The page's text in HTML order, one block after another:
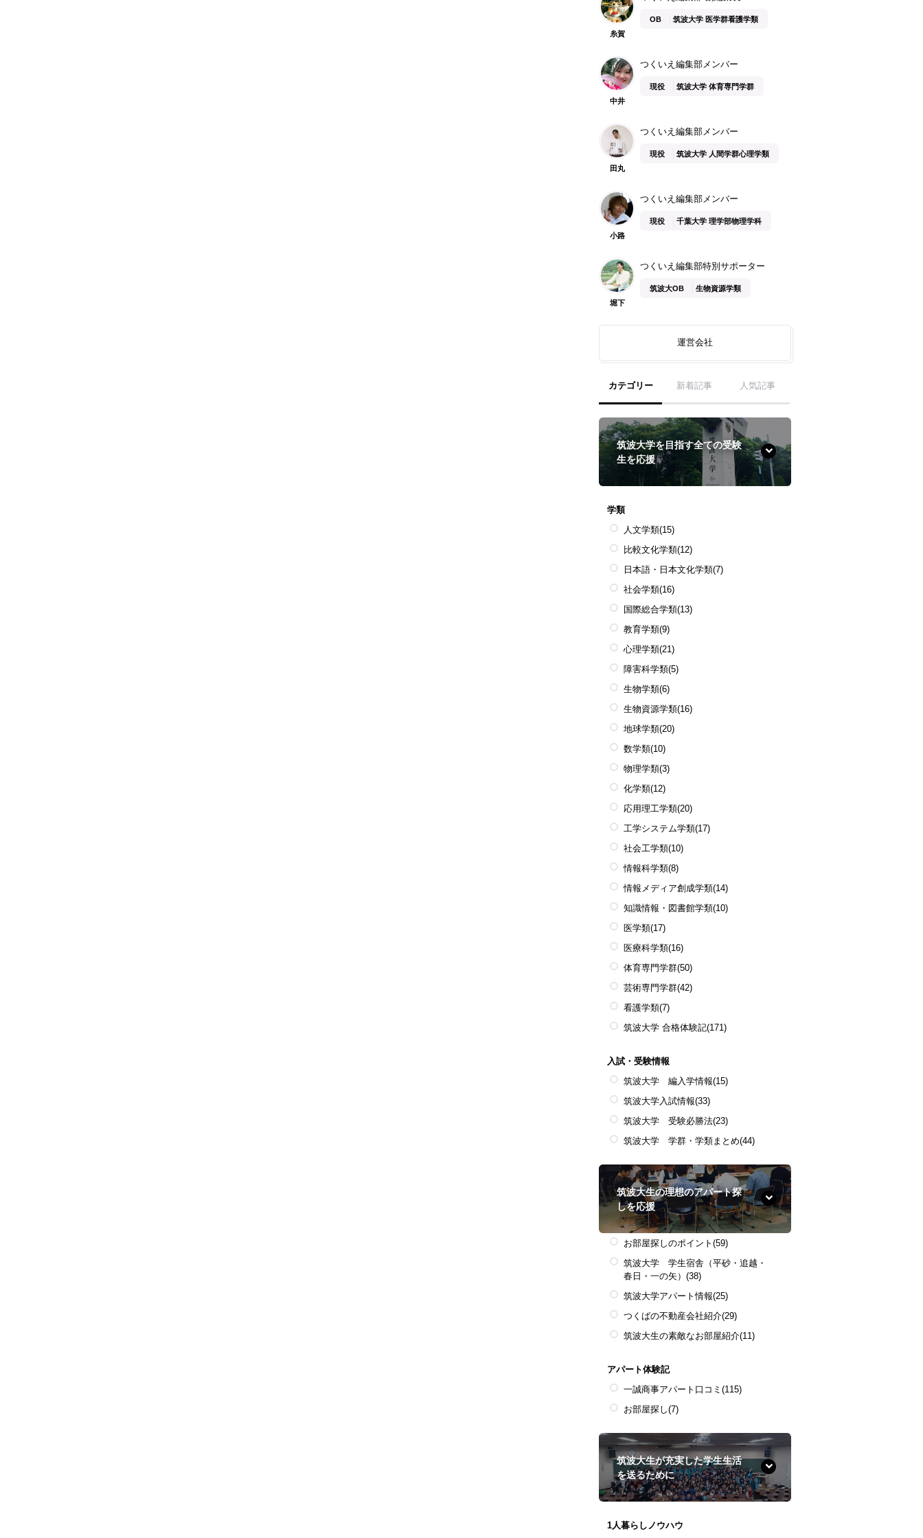
糸賀
OB 筑波大学 医学群看護学類
中井
つくいえ編集部メンバー
現役 筑波大学 体育専門学群
田丸
つくいえ編集部メンバー
現役 筑波大学 人間学群心理学類
小路
つくいえ編集部メンバー
現役 千葉大学 理学部物理学科
堀下
つくいえ編集部特別サポーター
筑波大OB 生物資源学類
運営会社
カテゴリー 新着記事 人気記事
筑波大学を目指す全ての受験
生を応援
学類
人文学類(15)
比較文化学類(12)
日本語・日本文化学類(7)
社会学類(16)
国際総合学類(13)
教育学類(9)
心理学類(21)
障害科学類(5)
生物学類(6)
生物資源学類(16)
地球学類(20)
数学類(10)
物理学類(3)
化学類(12)
応用理工学類(20)
工学システム学類(17)
社会工学類(10)
情報科学類(8)
情報メディア創成学類(14)
知識情報・図書館学類(10)
医学類(17)
医療科学類(16)
体育専門学群(50)
芸術専門学群(42)
看護学類(7)
筑波大学 合格体験記(171)
入試・受験情報
筑波大学 編入学情報(15)
筑波大学入試情報(33)
筑波大学 受験必勝法(23)
筑波大学 学群・学類まとめ(44)
筑波大生の理想のアパート探
しを応援
お部屋探しのポイント (59)
筑波大学 学生宿舎（平砂・追越・
春日・一の矢） (38)
筑波大学アパート情報(25)
つくばの不動産会社紹介(29)
筑波大生の素敵なお部屋紹介(11)
アパート体験記
一誠商事アパート口コミ (115)
お部屋探し(7)
筑波大生が充実した学生生活
を送るために
1人暮らしノウハウ